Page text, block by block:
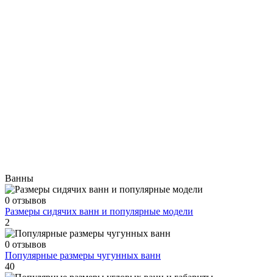
Ванны
0 отзывов
Размеры сидячих ванн и популярные модели
2
0 отзывов
Популярные размеры чугунных ванн
40